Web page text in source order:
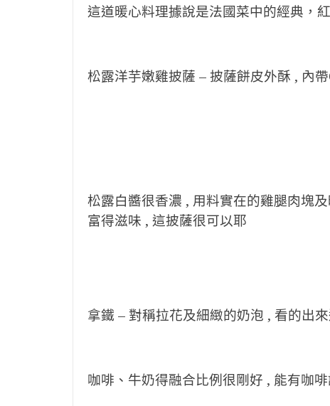
這道暖心料理據說是法國菜中的經典，
松露洋芋嫩雞披薩 – 披薩餅皮外酥 , 內
松露白醬很香濃 , 用料實在的雞腿肉塊
富得滋味 , 這披薩很可以耶
拿鐵 – 對稱拉花及細緻的奶泡 , 看的出
咖啡、牛奶得融合比例很剛好 , 能有咖